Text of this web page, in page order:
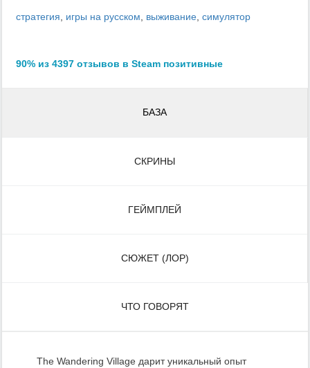
стратегия, игры на русском, выживание, симулятор
90% из 4397 отзывов в Steam позитивные
БАЗА
СКРИНЫ
ГЕЙМПЛЕЙ
СЮЖЕТ (ЛОР)
ЧТО ГОВОРЯТ
The Wandering Village дарит уникальный опыт